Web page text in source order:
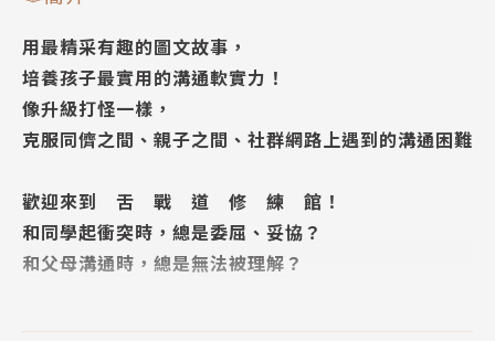
用最精采有趣的圖文故事，
培養孩子最實用的溝通軟實力！
像升級打怪一樣，
克服同儕之間、親子之間、社群網路上遇到的溝通困難
歡迎來到 舌 戰 道 修 練 館！
和同學起衝突時，總是委屈、妥協？
和父母溝通時，總是無法被理解？